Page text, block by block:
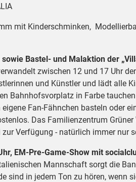
mit Kinderschminken,
sowie Bastel- und Malaktion der
zwischen 12 und 17 Uhr
und Künstler und lädt alle
Bahnhofsvorplatz in Farbe
Fan-Fähnchen basteln oder
Das Familienzentrum
Verfügung - natürlich immer nur
EM-Pre-Game-Show mit
Mannschaft sorgt die
sind in jedem Ton zu hören, wenn